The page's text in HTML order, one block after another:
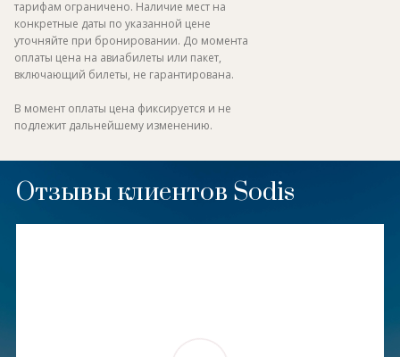
тарифам ограничено. Наличие мест на
конкретные даты по указанной цене
уточняйте при бронировании. До момента
оплаты цена на авиабилеты или пакет,
включающий билеты, не гарантирована.
В момент оплаты цена фиксируется и не
подлежит дальнейшему изменению.
Отзывы клиентов Sodis